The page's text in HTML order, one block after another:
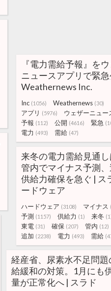
『電力需給予報』を
ニュースアプリで緊急
Weathernews Inc.
Inc (1056) Weathernews (30)
アプリ (5976) ウェザーニュー
予報 (112) 公開 (4616) 緊急
電力 (493) 需給 (47)
来冬の電力需給見通
管内でマイナス予測
供給力確保を急ぐ | ス
ードウェア
ハードウェア (3108) マイナス
予測 (1157) 供給力 (1) 来冬
東電 (31) 確保 (207) 管内 (12)
追加 (2238) 電力 (493) 需給
経産省、尿素水不足問題
給緩和の対策。1月にも
量が正常化へ | スラド